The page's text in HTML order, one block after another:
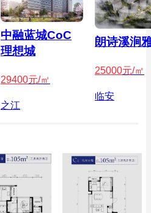
中融蓝城CoC
理想城
29400元/㎡
之江
朗诗溪涧
25000元/㎡
临安